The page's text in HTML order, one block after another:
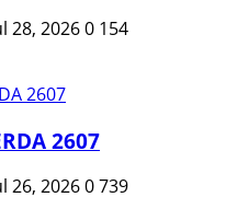
28, 20260 154
2607
26, 20260739